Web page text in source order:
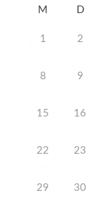
M D
1 2
8 9
15 16
22 23
29 30